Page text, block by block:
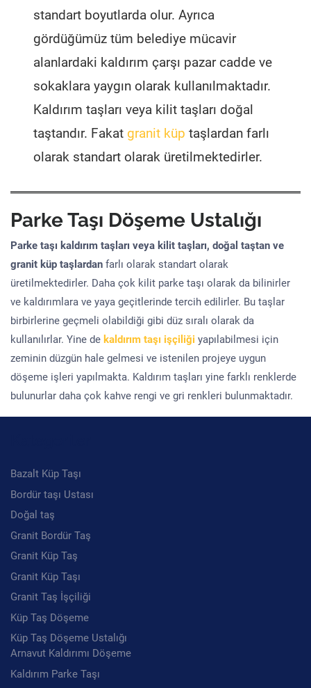
standart boyutlarda olur. Ayrıca
gördüğümüz tüm belediye mücavir
alanlardaki kaldırım çarşı pazar cadde ve
sokaklara yaygın olarak kullanılmaktadır.
Kaldırım taşları veya kilit taşları doğal
taştandır. Fakat granit küp taşlardan farlı
olarak standart olarak üretilmektedirler.
Parke Taşı Döşeme Ustalığı
Parke taşı kaldırım taşları veya kilit taşları, doğal taştan ve
granit küp taşlardan farlı olarak standart olarak
üretilmektedirler. Daha çok kilit parke taşı olarak da bilinirler
ve kaldırımlara ve yaya geçitlerinde tercih edilirler. Bu taşlar
birbirlerine geçmeli olabildiği gibi düz sıralı olarak da
kullanılırlar. Yine de kaldırım taşı işçiliği yapılabilmesi için
zeminin düzgün hale gelmesi ve istenilen projeye uygun
döşeme işleri yapılmakta. Kaldırım taşları yine farklı renklerde
bulunurlar daha çok kahve rengi ve gri renkleri bulunmaktadır.
Bazalt Küp Taşı
Bordür taşı Ustası
Doğal taş
Granit Bordür Taş
Granit Küp Taş
Granit Küp Taşı
Granit Taş İşçiliği
Küp Taş Döşeme
Küp Taş Döşeme Ustalığı
Arnavut Kaldırımı Döşeme
Kaldırım Parke Taşı